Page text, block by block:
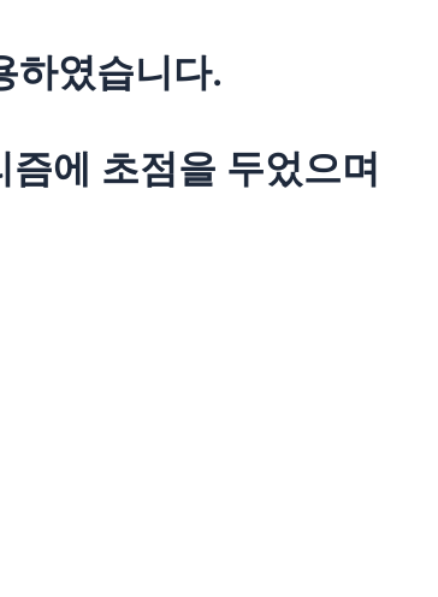
하였습니다.
에 초점을 두었으며